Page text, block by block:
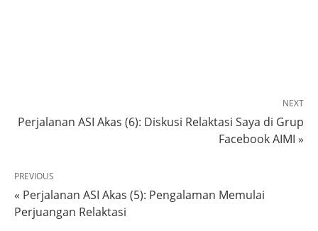
NEXT
Perjalanan ASI Akas (6): Diskusi Relaktasi Saya di Grup
Facebook AIMI »
PREVIOUS
« Perjalanan ASI Akas (5): Pengalaman Memulai
Perjuangan Relaktasi